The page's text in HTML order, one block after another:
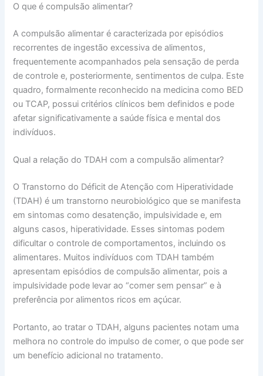
O que é compulsão alimentar?
A compulsão alimentar é caracterizada por episódios
recorrentes de ingestão excessiva de alimentos,
frequentemente acompanhados pela sensação de perda
de controle e, posteriormente, sentimentos de culpa. Este
quadro, formalmente reconhecido na medicina como BED
ou TCAP, possui critérios clínicos bem definidos e pode
afetar significativamente a saúde física e mental dos
indivíduos.
Qual a relação do TDAH com a compulsão alimentar?
O Transtorno do Déficit de Atenção com Hiperatividade
(TDAH) é um transtorno neurobiológico que se manifesta
em sintomas como desatenção, impulsividade e, em
alguns casos, hiperatividade. Esses sintomas podem
dificultar o controle de comportamentos, incluindo os
alimentares. Muitos indivíduos com TDAH também
apresentam episódios de compulsão alimentar, pois a
impulsividade pode levar ao “comer sem pensar” e à
preferência por alimentos ricos em açúcar.
Portanto, ao tratar o TDAH, alguns pacientes notam uma
melhora no controle do impulso de comer, o que pode ser
um benefício adicional no tratamento.